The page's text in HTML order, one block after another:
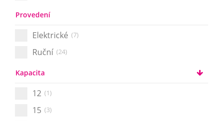
Provedení
Elektrické (7)
Ruční (24)
Kapacita
12 (1)
15 (3)